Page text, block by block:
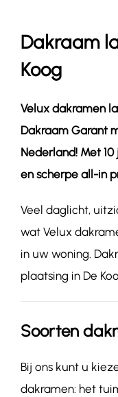
Contact
Dakraam
Koog
Velux dakramen
Dakraam Garant
Nederland! Met
en scherpe all-in
Veel daglicht,
wat Velux
in uw woning.
plaatsing in De
Soorten
Bij ons kunt u
dakramen: het